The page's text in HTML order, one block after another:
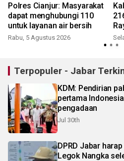
Polres Cianjur: Masyarakat
dapat menghubungi 110
untuk layanan air bersih
Rabu, 5 Agustus 2026
Terpopuler - Jabar
KDM: Pendirian
pertama
pengadaan
Jul 30th
DPRD Jabar
Legok Nangka